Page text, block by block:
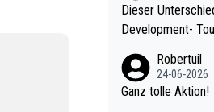
Dieser Unterschied im
Development-
e mal 40+ erst recht. Da gewinnst keinen Blumentopf -
och krasser wie ein Pokalspiel eines Kreisligisten vs einem Bu
Robertuil
24-06-2026
Ganz tolle Aktion!